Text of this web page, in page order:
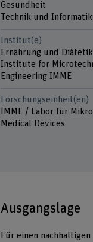
Gesundheit
Technik und Informatik
Institut(e)
Ernährung und Diätetik
Institute for
Engineering IMME
Forschungseinheit(en)
IMME / Labor für
Medical Devices
Ausgangslage
Für einen